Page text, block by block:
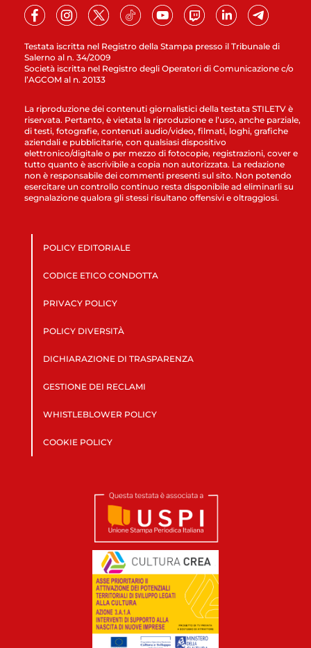
Testata iscritta nel Registro della Stampa presso il Tribunale di
Salerno al n. 34/2009
Società iscritta nel Registro degli Operatori di Comunicazione c/o
l’AGCOM al n. 20133
La riproduzione dei contenuti giornalistici della testata STILETV è
riservata. Pertanto, è vietata la riproduzione e l’uso, anche parziale,
di testi, fotografie, contenuti audio/video, filmati, loghi, grafiche
aziendali e pubblicitarie, con qualsiasi dispositivo
elettronico/digitale o per mezzo di fotocopie, registrazioni, cover e
tutto quanto è ascrivibile a copia non autorizzata. La redazione
non è responsabile dei commenti presenti sul sito. Non potendo
esercitare un controllo continuo resta disponibile ad eliminarli su
segnalazione qualora gli stessi risultano offensivi e oltraggiosi.
POLICY EDITORIALE
CODICE ETICO CONDOTTA
PRIVACY POLICY
POLICY DIVERSITÀ
DICHIARAZIONE DI TRASPARENZA
GESTIONE DEI RECLAMI
WHISTLEBLOWER POLICY
COOKIE POLICY